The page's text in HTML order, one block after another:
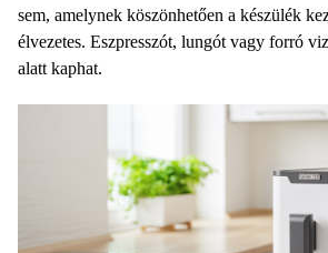
sem, amelynek köszönhetően a készülék
élvezetes. Eszpresszót, lungót vagy forró
alatt kaphat.